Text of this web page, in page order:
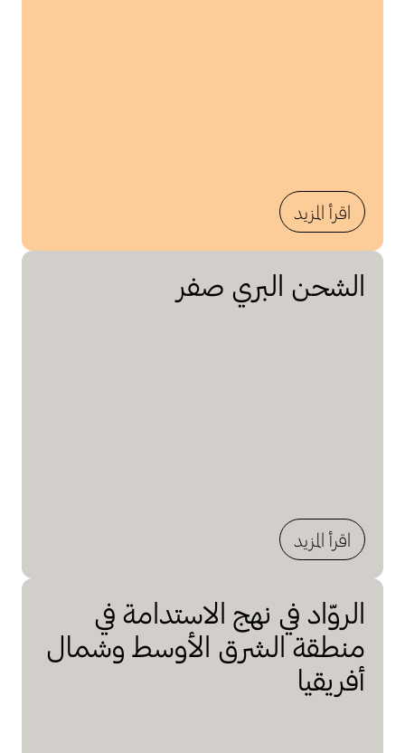
اقرأ المزيد
الشحن البري صفر
اقرأ المزيد
الروّاد في نهج الاستدامة في
منطقة الشرق الأوسط وشمال
أفريقيا